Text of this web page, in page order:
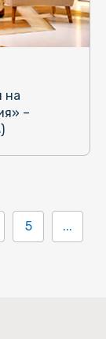
на
–
5 ...